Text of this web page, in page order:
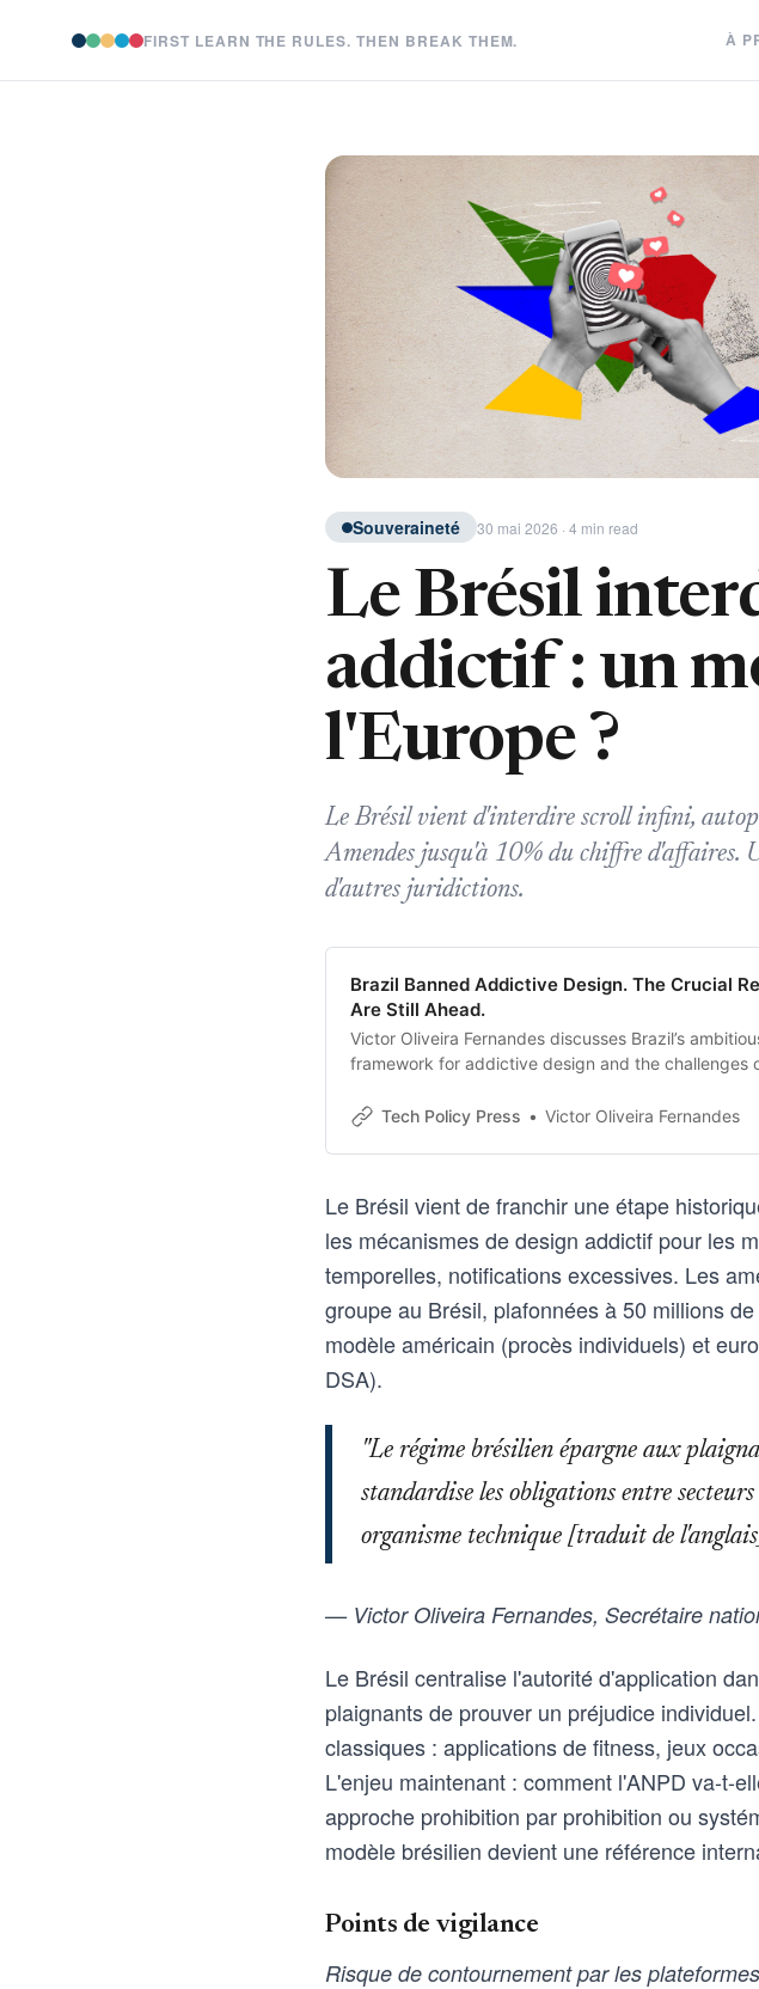
FIRST LEARN THE RULES. THEN BREAK THEM. À
Souveraineté 30 mai 2026 · 4 min read
Le Brésil
addictif : un
l'Europe ?
Le Brésil vient d'interdire scroll infini,
Amendes jusqu'à 10% du chiffre
d'autres juridictions.
Brazil Banned Addictive Design. The Crucial
Are Still Ahead.
Victor Oliveira Fernandes discusses Brazil’s
framework for addictive design and the challenges
Tech Policy Press Victor Oliveira Fernandes
Le Brésil vient de franchir une étape
les mécanismes de design addictif pour les
temporelles, notifications excessives. Les
groupe au Brésil, plafonnées à 50 millions
modèle américain (procès individuels) et
DSA).
"Le régime brésilien épargne aux
standardise les obligations entre
organisme technique [traduit de
— Victor Oliveira Fernandes, Secrétaire
Le Brésil centralise l'autorité d'application
plaignants de prouver un préjudice
classiques : applications de fitness, jeux
L'enjeu maintenant : comment l'ANPD va-t-
approche prohibition par prohibition ou
modèle brésilien devient une référence
Points de vigilance
Risque de contournement par les